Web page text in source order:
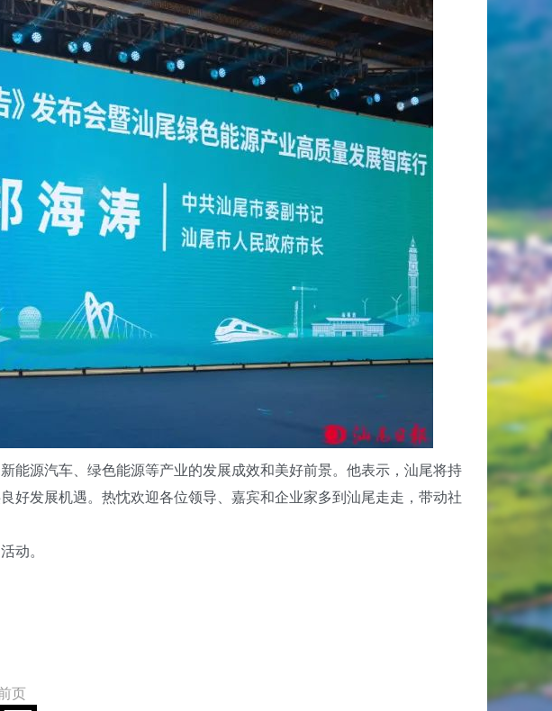
源汽车、绿色能源等产业的发展成效和美好前景。他表示，汕尾将持
好发展机遇。热忱欢迎各位领导、嘉宾和企业家多到汕尾走走，带动社
动。
页